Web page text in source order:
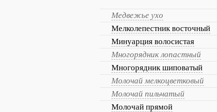
Медвежье ухо
Мелколепестник восточный
Минуарция волосистая
Многорядник лопастный
Многорядник шиповатый
Молочай мелкоцветковый
Молочай пильчатый
Молочай прямой